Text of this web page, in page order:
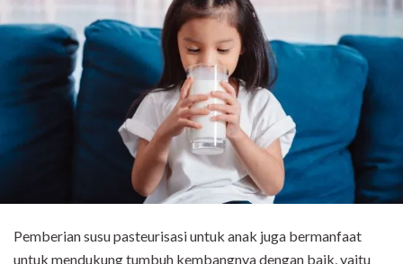
Pemberian susu pasteurisasi untuk anak juga bermanfaat
untuk mendukung tumbuh kembangnya dengan baik, yaitu